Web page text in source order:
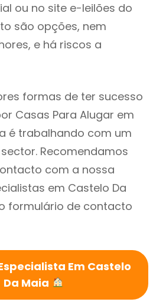
ou no site e-leilões do
são opções, nem
e há riscos a
formas de ter sucesso
Casas Para Alugar em
é trabalhando com um
Recomendamos
com a nossa
em Castelo Da
formulário de contacto
Em Castelo
Da Maia